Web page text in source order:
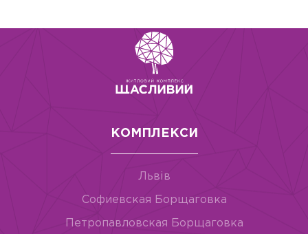
КОМПЛЕКСИ
Львів
Софиевская Борщаговка
Петропавловская Борщаговка